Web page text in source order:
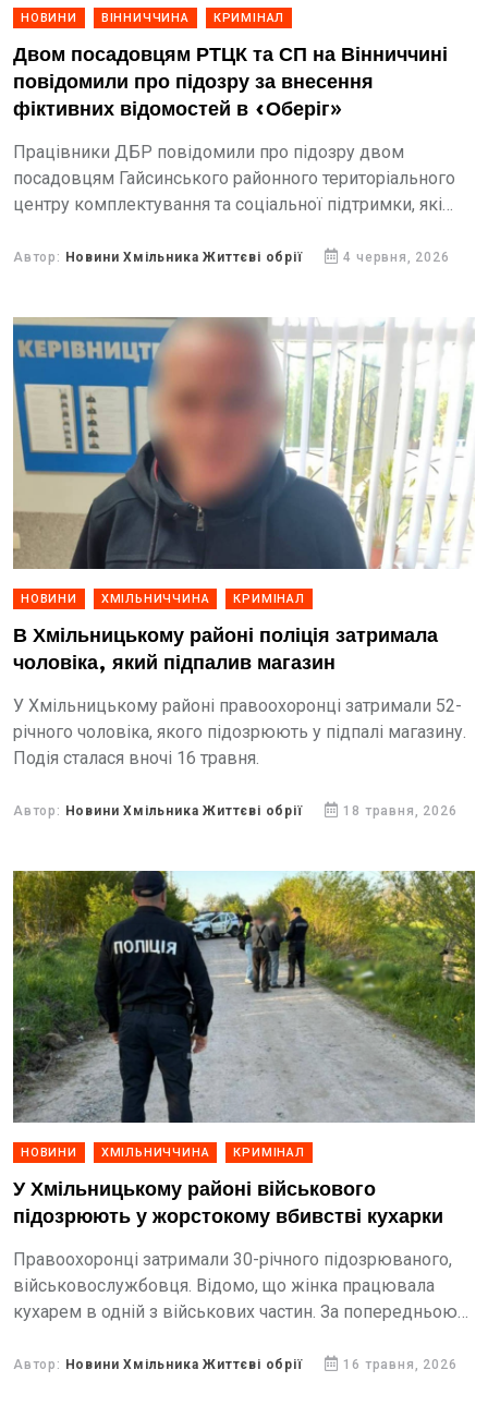
НОВИНИ ВІННИЧЧИНА КРИМІНАЛ
Двом посадовцям РТЦК та СП на Вінниччині
повідомили про підозру за внесення
фіктивних відомостей в «Оберіг»
Працівники ДБР повідомили про підозру двом
посадовцям Гайсинського районного територіального
центру комплектування та соціальної підтримки, які
реєстру призовників, військовозобов’язаних та
Автор: Новини Хмільника Життєві обрії 4 червня, 2026
НОВИНИ ХМІЛЬНИЧЧИНА КРИМІНАЛ
В Хмільницькому районі поліція затримала
чоловіка, який підпалив магазин
У Хмільницькому районі правоохоронці затримали 52-
річного чоловіка, якого підозрюють у підпалі магазину.
Подія сталася вночі 16 травня.
Автор: Новини Хмільника Життєві обрії 18 травня, 2026
НОВИНИ ХМІЛЬНИЧЧИНА КРИМІНАЛ
У Хмільницькому районі військового
підозрюють у жорстокому вбивстві кухарки
Правоохоронці затримали 30-річного підозрюваного,
військовослужбовця. Відомо, що жінка працювала
кухарем в одній з військових частин. За попередньою
виниклого конфлікту.
Автор: Новини Хмільника Життєві обрії 16 травня, 2026